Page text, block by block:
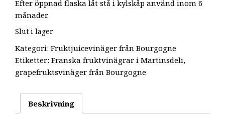
Efter öppnad flaska låt stå i kylskåp använd inom 6
månader.
Slut i lager
Kategori: Fruktjuicevinäger från Bourgogne
Etiketter: Franska fruktvinägrar i Martinsdeli,
grapefruktsvinäger från Bourgogne
Beskrivning